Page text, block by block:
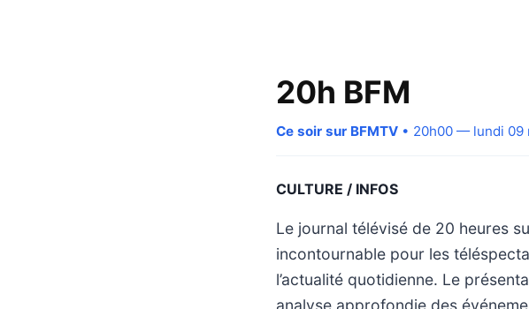
20h BFM
Ce soir sur BFMTV • 20h00 — lundi 09
CULTURE / INFOS
Le journal télévisé de 20 heures
incontournable pour les
l’actualité quotidienne. Le
analyse approfondie des